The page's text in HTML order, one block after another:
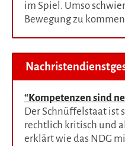
im Spiel. Umso
Bewegung zu
“Kompetenzen sind
Der Schnüffelstaat ist
rechtlich kritisch und
erklärt wie das NDG